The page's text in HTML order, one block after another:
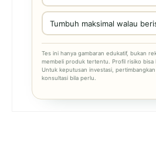
Tumbuh maksimal walau
Tes ini hanya gambaran edukatif, bukan
membeli produk tertentu. Profil risiko
Untuk keputusan investasi,
konsultasi bila perlu.